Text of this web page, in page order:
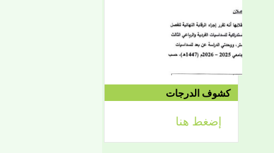
الثلاثاء 09/08 وحتى
1442/09/12هـ
الموافق 04/20 حتى
2021/04/24م
إعلان
كشوف الدرجات
إضغط هنا